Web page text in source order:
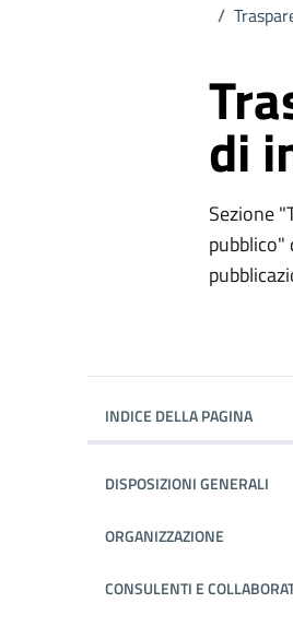
/
di
Sezione
pubblico"
INDICE DELLA PAGINA
DISPOSIZIONI GENERALI
ORGANIZZAZIONE
CONSULENTI E